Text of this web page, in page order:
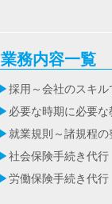
業務内容一覧
採用～会社のスキル
必要な時期に必要な
就業規則～諸規程の
社会保険手続き代行
労働保険手続き代行